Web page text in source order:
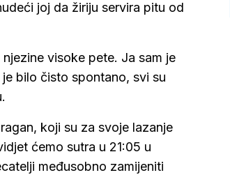
joj da žiriju servira pitu od
visoke pete. Ja sam je
bilo čisto spontano, svi su
koji su za svoje lazanje
ćemo sutra u 21:05 u
međusobno zamijeniti